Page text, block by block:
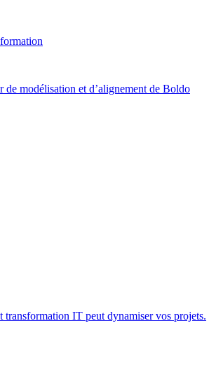
modélisation et d’alignement de Boldo
transformation IT peut dynamiser vos projets.